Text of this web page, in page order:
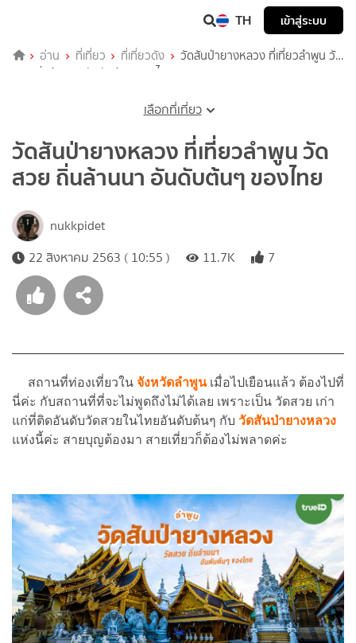
TH เข้าสู่ระบบ
อ่าน ที่เที่ยว ที่เที่ยวดัง
วัดสันป่ายางหลวง ที่เที่ยวลำพูน วัด
สวย ถิ่นล้านนา อันดับต้นๆ ของไทย
เลือกที่เที่ยว
วัดสันป่ายางหลวง ที่เที่ยวลำพูน วัด
สวย ถิ่นล้านนา อันดับต้นๆ ของไทย
nukkpidet
22 สิงหาคม 2563 ( 10:55 )
11.7K 7
สถานที่ท่องเที่ยวใน จังหวัดลำพูน เมื่อไปเยือนแล้ว ต้องไปที่
นี่ค่ะ กับสถานที่ที่จะไม่พูดถึงไม่ได้เลย เพราะเป็น วัดสวย เก่า
แก่ที่ติดอันดับวัดสวยในไทยอันดับต้นๆ กับ วัดสันป่ายางหลวง
แห่งนี้ค่ะ สายบุญต้องมา สายเที่ยวก็ต้องไม่พลาดค่ะ